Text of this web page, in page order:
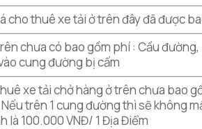
cho thuê xe tải ở trên đây đã được
chưa có bao gồm phí : Cầu
cung đường bị cấm
xe tải chở hàng ở trên chưa bao
trên 1 cung đường thì sẽ không
là 100.000 VNĐ/ 1 Địa Điểm